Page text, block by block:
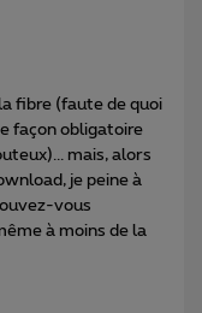
fibre (faute de quoi
façon obligatoire
mais, alors
je peine à
vous
à moins de la